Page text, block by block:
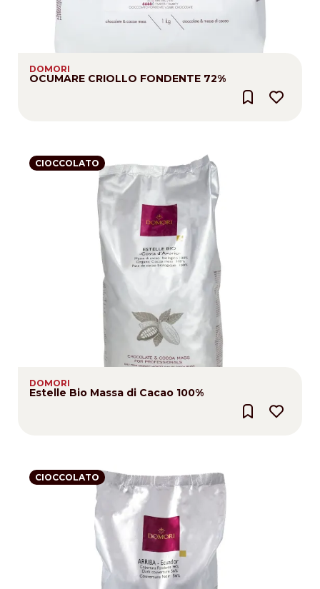
DOMORI
OCUMARE CRIOLLO FONDENTE 72%
CIOCCOLATO
DOMORI
Estelle Bio Massa di Cacao 100%
CIOCCOLATO